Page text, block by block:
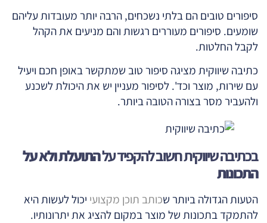
סיפורים טובים הם בלתי נשכחים, הרבה יותר מעובדות עליהם
שומעים. סיפורים מעוררים רגשות והם מניעים את הקהל
לקבל החלטות.
כתיבה שיווקית מציגה סיפור טוב שמתקשר באופן חכם ויעיל
עם שירות, מוצר וכד'. לסיפור מעניין יש את היכולת לשכנע
ולהעביר מסר בצורה הטובה ביותר.
בכתיבה שיווקית חשוב להקפיד עלהתועלת ולא על
התכונות
הטעות הגדולה ביותר שכותב תוכן מקצועי יכול לעשות היא
להתמקד בתכונות של מוצר במקום להציג את יתרונותיו.